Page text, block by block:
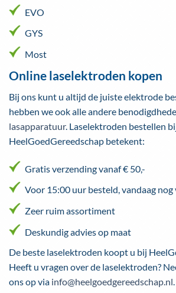
EVO
GYS
Most
Online laselektroden kopen
Bij ons kunt u altijd de juiste elektrode
hebben we ook alle andere
lasapparatuur. Laselektroden bestellen
HeelGoedGereedschap betekent:
Gratis verzending vanaf € 50,-
Voor 15:00 uur besteld, vandaag nog
Zeer ruim assortiment
Deskundig advies op maat
De beste laselektroden koopt u bij
Heeft u vragen over de laselektroden?
ons op via info@heelgoedgereedschap.nl.